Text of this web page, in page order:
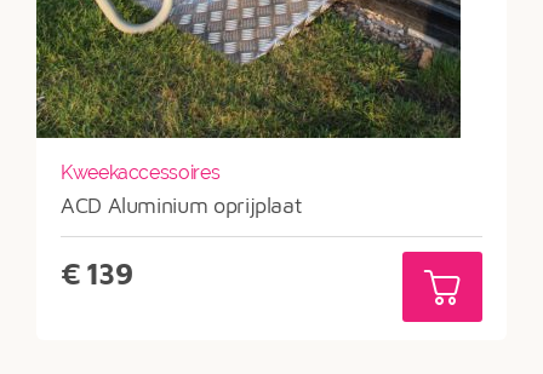
Kweekaccessoires
ACD Aluminium oprijplaat
€ 139